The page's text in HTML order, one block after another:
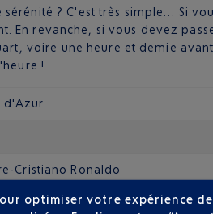
? C'est très simple… Si
revanche, si vous devez
voire une heure et demie
!
d'Azur
Cristiano Ronaldo
optimiser votre expérience